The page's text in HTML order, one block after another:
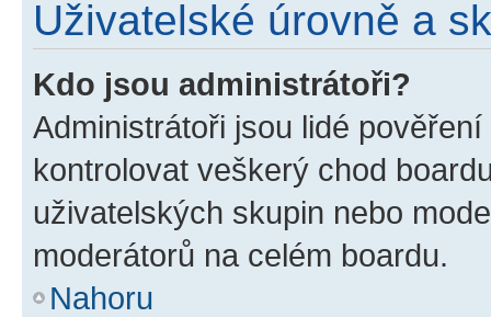
Uživatelské úrovně a
Kdo jsou administrátoři?
Administrátoři jsou lidé
kontrolovat veškerý chod
uživatelských skupin nebo
moderátorů na celém boardu.
Nahoru